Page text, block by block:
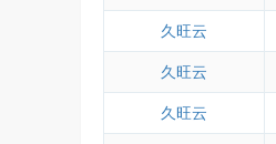
久旺云
久旺云
久旺云